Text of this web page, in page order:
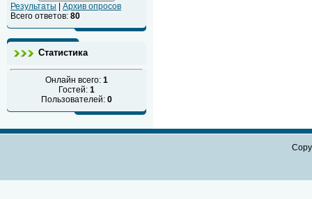
Результаты
Архив опросов
Всего ответов: 80
Статистика
Онлайн всего: 1
Гостей: 1
Пользователей: 0